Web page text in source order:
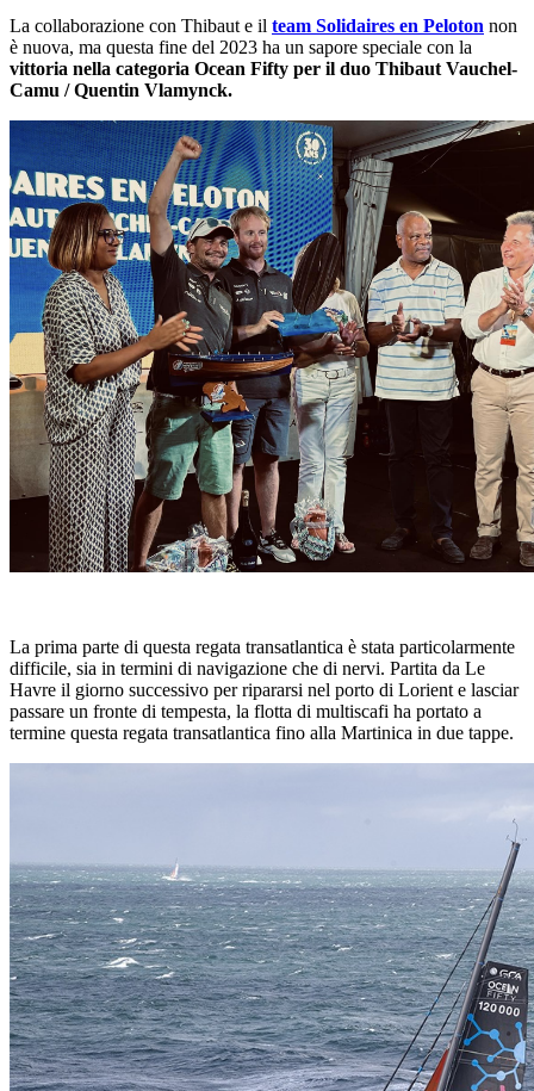
La collaborazione con Thibaut e il team Solidaires en Peloton non
è nuova, ma questa fine del 2023 ha un sapore speciale con la
vittoria nella categoria Ocean Fifty per il duo Thibaut Vauchel-
Camu / Quentin Vlamynck.
La prima parte di questa regata transatlantica è stata particolarmente
difficile, sia in termini di navigazione che di nervi. Partita da Le
Havre il giorno successivo per ripararsi nel porto di Lorient e lasciar
passare un fronte di tempesta, la flotta di multiscafi ha portato a
termine questa regata transatlantica fino alla Martinica in due tappe.